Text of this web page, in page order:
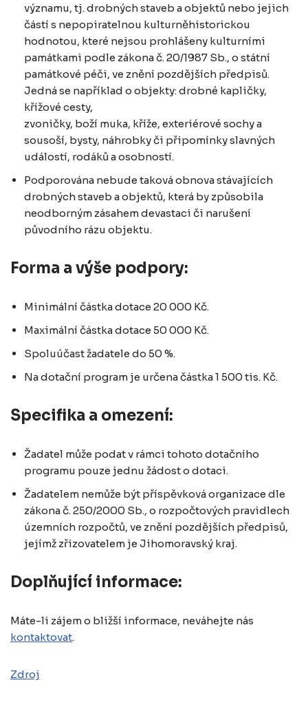
významu, tj. drobných staveb a objektů nebo jejich
částí s nepopiratelnou kulturněhistorickou
hodnotou, které nejsou prohlášeny kulturními
památkami podle zákona č. 20/1987 Sb., o státní
památkové péči, ve znění pozdějších předpisů.
Jedná se například o objekty: drobné kapličky,
křížové cesty,
zvoničky, boží muka, kříže, exteriérové sochy a
sousoší, bysty, náhrobky či připomínky slavných
událostí, rodáků a osobností.
Podporována nebude taková obnova stávajících
drobných staveb a objektů, která by způsobila
neodborným zásahem devastaci či narušení
původního rázu objektu.
Forma a výše podpory:
Minimální částka dotace 20 000 Kč.
Maximální částka dotace 50 000 Kč.
Spoluúčast žadatele do 50 %.
Na dotační program je určena částka 1 500 tis. Kč.
Specifika a omezení:
Žadatel může podat v rámci tohoto dotačního
programu pouze jednu žádost o dotaci.
Žadatelem nemůže být příspěvková organizace dle
zákona č. 250/2000 Sb., o rozpočtových pravidlech
územních rozpočtů, ve znění pozdějších předpisů,
jejímž zřizovatelem je Jihomoravský kraj.
Doplňující informace:
Máte-li zájem o bližší informace, neváhejte nás
kontaktovat.
Zdroj